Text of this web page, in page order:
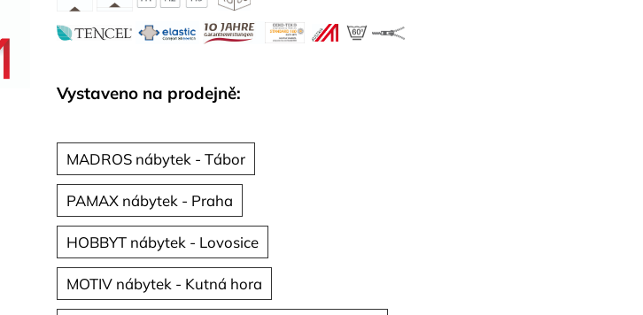
Vystaveno na prodejně:
MADROS nábytek - Tábor
PAMAX nábytek - Praha
HOBBYT nábytek - Lovosice
MOTIV nábytek - Kutná hora